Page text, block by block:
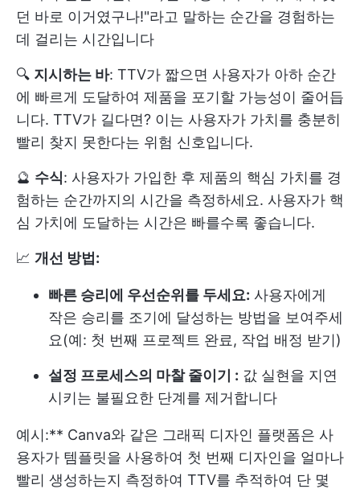
던 바로 이거였구나!"라고 말하는 순간을 경험하는
데 걸리는 시간입니다
🔍 지시하는 바: TTV가 짧으면 사용자가 아하 순간
에 빠르게 도달하여 제품을 포기할 가능성이 줄어듭
니다. TTV가 길다면? 이는 사용자가 가치를 충분히
빨리 찾지 못한다는 위험 신호입니다.
🔮 수식: 사용자가 가입한 후 제품의 핵심 가치를 경
험하는 순간까지의 시간을 측정하세요. 사용자가 핵
심 가치에 도달하는 시간은 빠를수록 좋습니다.
📈 개선 방법:
빠른 승리에 우선순위를 두세요: 사용자에게
작은 승리를 조기에 달성하는 방법을 보여주세
요(예: 첫 번째 프로젝트 완료, 작업 배정 받기)
설정 프로세스의 마찰 줄이기 : 값 실현을 지연
시키는 불필요한 단계를 제거합니다
예시:** Canva와 같은 그래픽 디자인 플랫폼은 사
용자가 템플릿을 사용하여 첫 번째 디자인을 얼마나
빨리 생성하는지 측정하여 TTV를 추적하여 단 몇